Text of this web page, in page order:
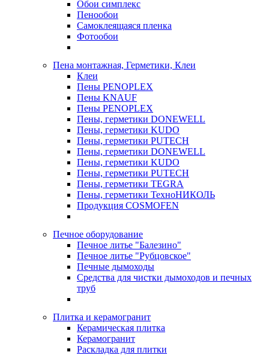
Обои симплекс
Пенообои
Самоклеящаяся пленка
Фотообои
Пена монтажная, Герметики, Клеи
Клеи
Пены PENOPLEX
Пены KNAUF
Пены PENOPLEX
Пены, герметики DONEWELL
Пены, герметики KUDO
Пены, герметики PUTECH
Пены, герметики DONEWELL
Пены, герметики KUDO
Пены, герметики PUTECH
Пены, герметики TEGRA
Пены, герметики ТехноНИКОЛЬ
Продукция COSMOFEN
Печное оборудование
Печное литье "Балезино"
Печное литье "Рубцовское"
Печные дымоходы
Средства для чистки дымоходов и печных
труб
Плитка и керамогранит
Керамическая плитка
Керамогранит
Раскладка для плитки